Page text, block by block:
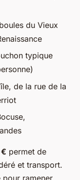
du Vieux
typique
de la rue de la
permet de
et transport.